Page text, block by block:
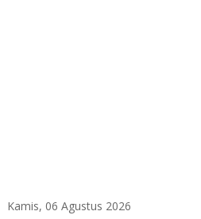
Kamis, 06 Agustus 2026